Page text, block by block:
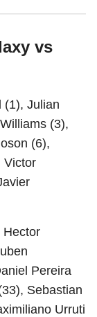
vs
(1), Julian
(3),
(6),
Victor
Hector
Pereira
Sebastian
Urruti